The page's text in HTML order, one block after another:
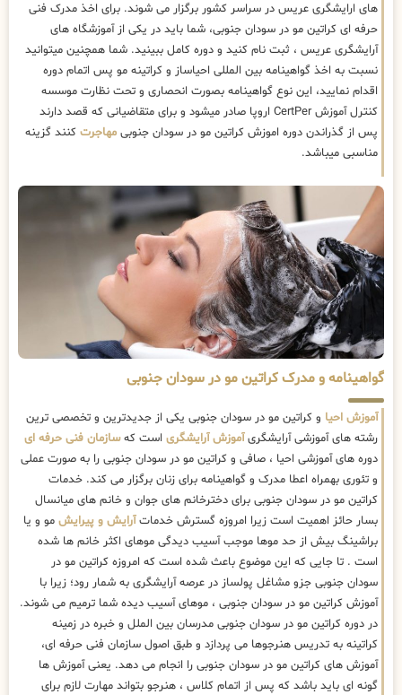
های ارایشگری عریس در سراسر کشور برگزار می شوند. برای اخذ مدرک فنی
حرفه ای کراتین مو در سودان جنوبی، شما باید در یکی از آموزشگاه های
آرایشگری عریس ، ثبت نام کنید و دوره کامل ببینید. شما همچنین میتوانید
نسبت به اخذ گواهینامه بین المللی احیاساز و کراتینه مو پس اتمام دوره
اقدام نمایید، این نوع گواهینامه بصورت انحصاری و تحت نظارت موسسه
کنترل آموزش CertPer اروپا صادر میشود و برای متقاضیانی که قصد دارند
پس از گذراندن دوره اموزش کراتین مو در سودان جنوبی مهاجرت کنند گزینه
مناسبی میباشد.
گواهینامه و مدرک کراتین مو در سودان جنوبی
آموزش احیا و کراتین مو در سودان جنوبی یکی از جدیدترین و تخصصی ترین
رشته های آموزشی آرایشگریآموزش آرایشگری است کهسازمان فنی حرفه ای
دوره های آموزشی احیا ، صافی و کراتین مو در سودان جنوبی را به صورت عملی
و تئوری بهمراه اعطا مدرک و گواهینامه برای زنان برگزار می کند. خدمات
کراتین مو در سودان جنوبی برای دخترخانم های جوان و خانم های میانسال
بسار حائز اهمیت است زیرا امروزه گسترش خدماتآرایش و پیرایش مو و یا
براشینگ بیش از حد موها موجب آسیب دیدگی موهای اکثر خانم ها شده
است . تا جایی که این موضوع باعث شده است که امروزه کراتین مو در
سودان جنوبی جزو مشاغل پولساز در عرصه آرایشگری به شمار رود؛ زیرا با
آموزش کراتین مو در سودان جنوبی ، موهای آسیب دیده شما ترمیم می شوند.
در دوره کراتین مو در سودان جنوبی مدرسان بین الملل و خبره در زمینه
کراتینه به تدریس هنرجوها می پردازد و طبق اصول سازمان فنی حرفه ای،
آموزش های کراتین مو در سودان جنوبی را انجام می دهد. یعنی آموزش ها
گونه ای باید باشد که پس از اتمام کلاس ، هنرجو بتواند مهارت لازم برای